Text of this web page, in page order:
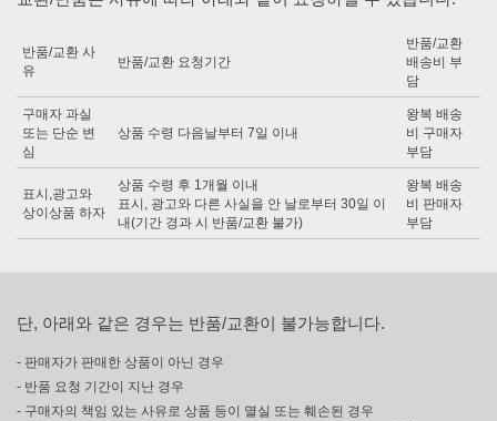
반품/교환 사
유
반품/교환 요청기간
반품/교환
배송비 부
담
구매자 과실
또는 단순 변
심
상품 수령 다음날부터 7일 이내
왕복 배송
비 구매자
부담
표시,광고와
상이상품 하자
상품 수령 후 1개월 이내
표시, 광고와 다른 사실을 안 날로부터 30일 이
내(기간 경과 시 반품/교환 불가)
왕복 배송
비 판매자
부담
단, 아래와 같은 경우는 반품/교환이 불가능합니다.
- 판매자가 판매한 상품이 아닌 경우
- 반품 요청 기간이 지난 경우
- 구매자의 책임 있는 사유로 상품 등이 멸실 또는 훼손된 경우